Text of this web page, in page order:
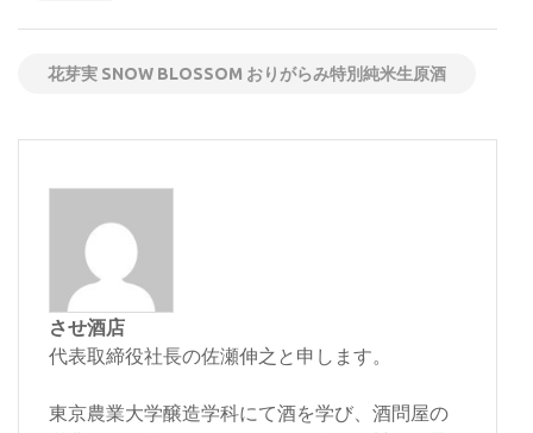
花芽実 SNOW BLOSSOM おりがらみ特別純米生原酒
させ酒店
代表取締役社長の佐瀬伸之と申します。
東京農業大学醸造学科にて酒を学び、酒問屋の